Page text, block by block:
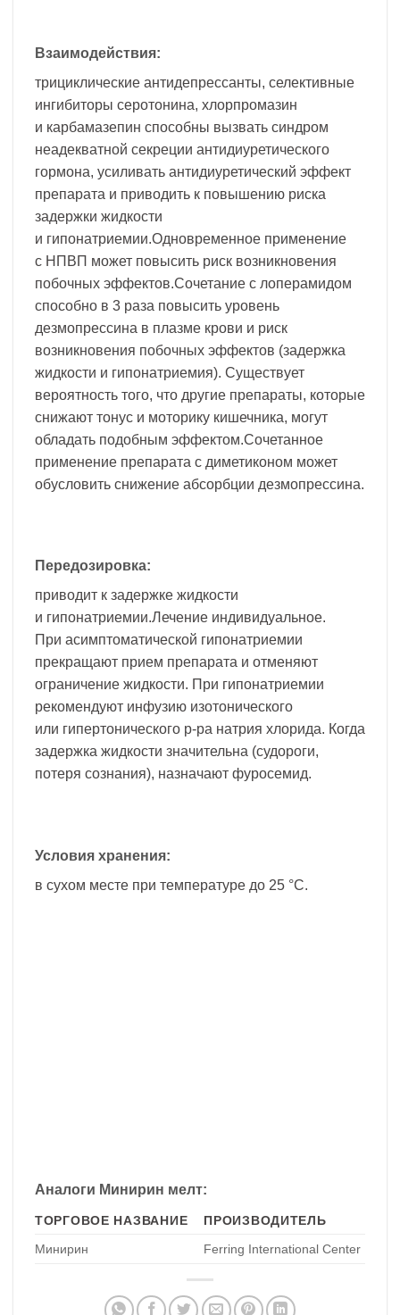
Взаимодействия:
трициклические антидепрессанты, селективные
ингибиторы серотонина, хлорпромазин
и карбамазепин способны вызвать синдром
неадекватной секреции антидиуретического
гормона, усиливать антидиуретический эффект
препарата и приводить к повышению риска
задержки жидкости
и гипонатриемии.Одновременное применение
с НПВП может повысить риск возникновения
побочных эффектов.Сочетание с лоперамидом
способно в 3 раза повысить уровень
дезмопрессина в плазме крови и риск
возникновения побочных эффектов (задержка
жидкости и гипонатриемия). Существует
вероятность того, что другие препараты, которые
снижают тонус и моторику кишечника, могут
обладать подобным эффектом.Сочетанное
применение препарата с диметиконом может
обусловить снижение абсорбции дезмопрессина.
Передозировка:
приводит к задержке жидкости
и гипонатриемии.Лечение индивидуальное.
При асимптоматической гипонатриемии
прекращают прием препарата и отменяют
ограничение жидкости. При гипонатриемии
рекомендуют инфузию изотонического
или гипертонического р-ра натрия хлорида. Когда
задержка жидкости значительна (судороги,
потеря сознания), назначают фуросемид.
Условия хранения:
в сухом месте при температуре до 25 °С.
Аналоги Минирин мелт:
ТОРГОВОЕ НАЗВАНИЕ
ПРОИЗВОДИТЕЛЬ
Минирин
Ferring International Center